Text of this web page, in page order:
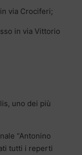
via Crociferi;
in via Vittorio
uno dei più
“Antonino
tutti i reperti